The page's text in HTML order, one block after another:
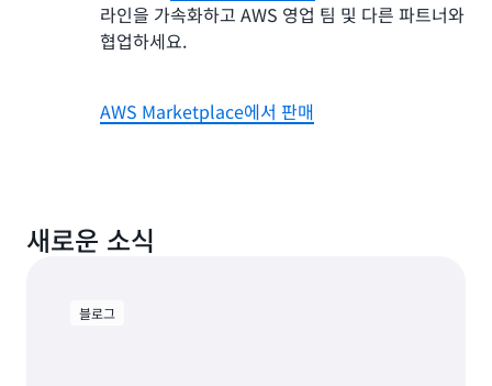
라인을 가속화하고 AWS 영업 팀 및 다른 파트너와
협업하세요.
AWS Marketplace에서 판매
새로운 소식
블로그